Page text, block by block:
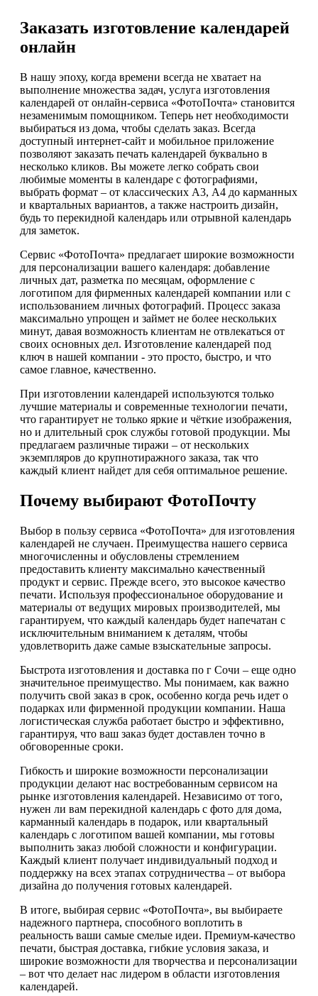
Заказать изготовление календарей
онлайн
В нашу эпоху, когда времени всегда не хватает на
выполнение множества задач, услуга изготовления
календарей от онлайн-сервиса «ФотоПочта» становится
незаменимым помощником. Теперь нет необходимости
выбираться из дома, чтобы сделать заказ. Всегда
доступный интернет-сайт и мобильное приложение
позволяют заказать печать календарей буквально в
несколько кликов. Вы можете легко собрать свои
любимые моменты в календаре с фотографиями,
выбрать формат – от классических А3, А4 до карманных
и квартальных вариантов, а также настроить дизайн,
будь то перекидной календарь или отрывной календарь
для заметок.
Сервис «ФотоПочта» предлагает широкие возможности
для персонализации вашего календаря: добавление
личных дат, разметка по месяцам, оформление с
логотипом для фирменных календарей компании или с
использованием личных фотографий. Процесс заказа
максимально упрощен и займет не более нескольких
минут, давая возможность клиентам не отвлекаться от
своих основных дел. Изготовление календарей под
ключ в нашей компании - это просто, быстро, и что
самое главное, качественно.
При изготовлении календарей используются только
лучшие материалы и современные технологии печати,
что гарантирует не только яркие и чёткие изображения,
но и длительный срок службы готовой продукции. Мы
предлагаем различные тиражи – от нескольких
экземпляров до крупнотиражного заказа, так что
каждый клиент найдет для себя оптимальное решение.
Почему выбирают ФотоПочту
Выбор в пользу сервиса «ФотоПочта» для изготовления
календарей не случаен. Преимущества нашего сервиса
многочисленны и обусловлены стремлением
предоставить клиенту максимально качественный
продукт и сервис. Прежде всего, это высокое качество
печати. Используя профессиональное оборудование и
материалы от ведущих мировых производителей, мы
гарантируем, что каждый календарь будет напечатан с
исключительным вниманием к деталям, чтобы
удовлетворить даже самые взыскательные запросы.
Быстрота изготовления и доставка по г Сочи – еще одно
значительное преимущество. Мы понимаем, как важно
получить свой заказ в срок, особенно когда речь идет о
подарках или фирменной продукции компании. Наша
логистическая служба работает быстро и эффективно,
гарантируя, что ваш заказ будет доставлен точно в
обговоренные сроки.
Гибкость и широкие возможности персонализации
продукции делают нас востребованным сервисом на
рынке изготовления календарей. Независимо от того,
нужен ли вам перекидной календарь с фото для дома,
карманный календарь в подарок, или квартальный
календарь с логотипом вашей компании, мы готовы
выполнить заказ любой сложности и конфигурации.
Каждый клиент получает индивидуальный подход и
поддержку на всех этапах сотрудничества – от выбора
дизайна до получения готовых календарей.
В итоге, выбирая сервис «ФотоПочта», вы выбираете
надежного партнера, способного воплотить в
реальность ваши самые смелые идеи. Премиум-качество
печати, быстрая доставка, гибкие условия заказа, и
широкие возможности для творчества и персонализации
– вот что делает нас лидером в области изготовления
календарей.